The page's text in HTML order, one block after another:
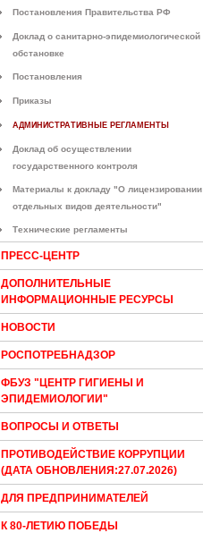
Постановления Правительства РФ
Доклад о санитарно-эпидемиологической
обстановке
Постановления
Приказы
АДМИНИСТРАТИВНЫЕ РЕГЛАМЕНТЫ
Доклад об осуществлении
государственного контроля
Материалы к докладу "О лицензировании
отдельных видов деятельности"
Технические регламенты
ПРЕСС-ЦЕНТР
ДОПОЛНИТЕЛЬНЫЕ
ИНФОРМАЦИОННЫЕ РЕСУРСЫ
НОВОСТИ
РОСПОТРЕБНАДЗОР
ФБУЗ "ЦЕНТР ГИГИЕНЫ И
ЭПИДЕМИОЛОГИИ"
ВОПРОСЫ И ОТВЕТЫ
ПРОТИВОДЕЙСТВИЕ КОРРУПЦИИ
(ДАТА ОБНОВЛЕНИЯ:27.07.2026)
ДЛЯ ПРЕДПРИНИМАТЕЛЕЙ
К 80-ЛЕТИЮ ПОБЕДЫ